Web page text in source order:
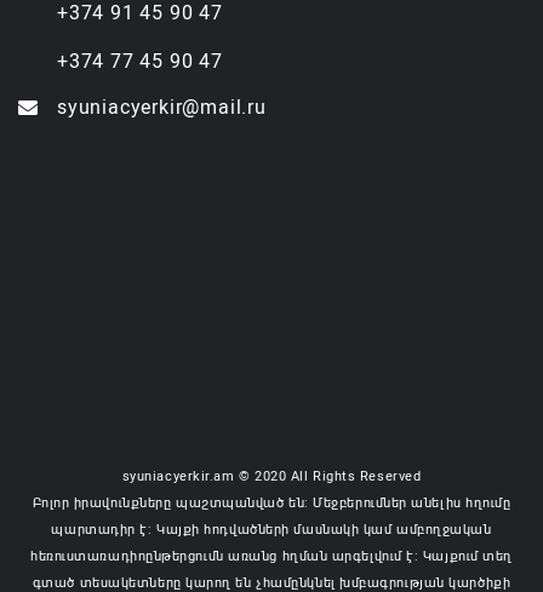
+374 91 45 90 47
+374 77 45 90 47
syuniacyerkir@mail.ru
syuniacyerkir.am © 2020 All Rights Reserved
Բոլոր իրավունքները պաշտպանված են: Մեջբերումներ անելիս հղումը
պարտադիր է: Կայքի հոդվածների մասնակի կամ ամբողջական
հեռուստառադիոընթերցումն առանց հղման արգելվում է: Կայքում տեղ
գտած տեսակետները կարող են չհամընկնել խմբագրության կարծիքի